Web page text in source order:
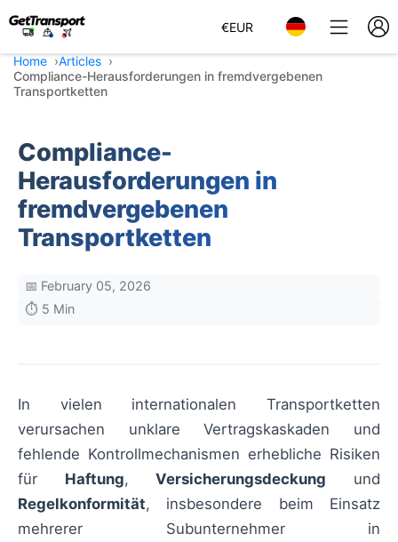
€EUR
Home
Articles
Compliance-Herausforderungen in fremdvergebenen
Transportketten
Compliance-
Herausforderungen in
fremdvergebenen
Transportketten
📅 February 05, 2026
⏱️ 5 Min
In vielen internationalen Transportketten
verursachen unklare Vertragskaskaden und
fehlende Kontrollmechanismen erhebliche Risiken
für Haftung,Versicherungsdeckung und
Regelkonformität, insbesondere beim Einsatz
mehrerer Subunternehmer in